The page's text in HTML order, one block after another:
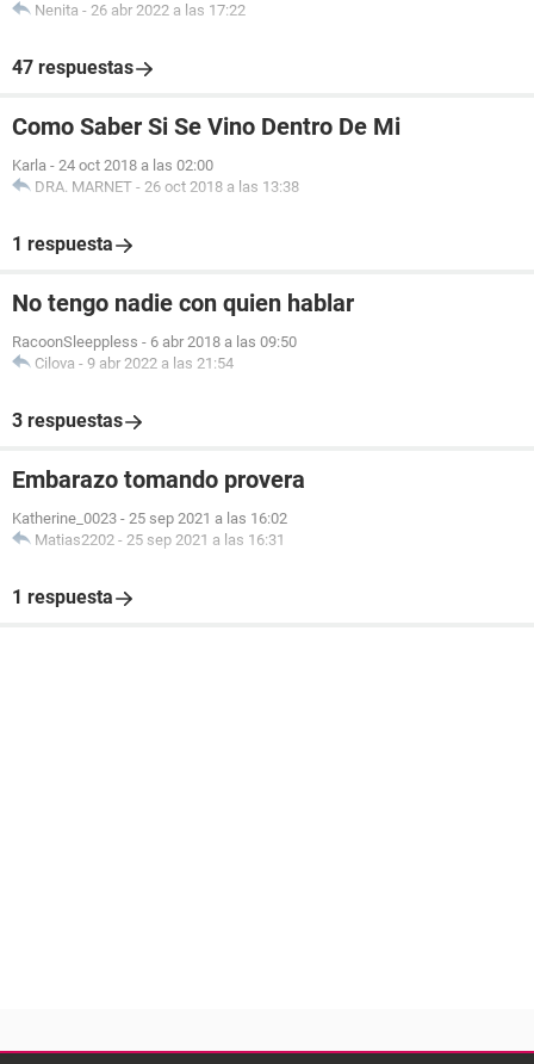
Nenita - 26 abr 2022 a las 17:22
47 respuestas
Como Saber Si Se Vino Dentro De Mi
Karla - 24 oct 2018 a las 02:00
DRA. MARNET - 26 oct 2018 a las 13:38
1 respuesta
No tengo nadie con quien hablar
RacoonSleeppless - 6 abr 2018 a las 09:50
Cilova - 9 abr 2022 a las 21:54
3 respuestas
Embarazo tomando provera
Katherine_0023 - 25 sep 2021 a las 16:02
Matias2202 - 25 sep 2021 a las 16:31
1 respuesta